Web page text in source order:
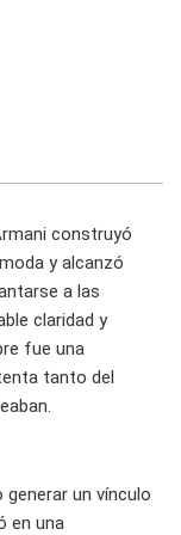
construyó
y alcanzó
a las
claridad y
fue una
tanto del
generar un vínculo
en una